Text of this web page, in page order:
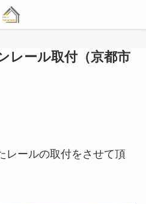
レール取付（京都市
レールの取付をさせて頂